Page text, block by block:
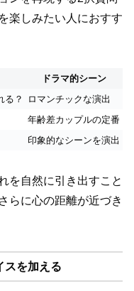
楽しみたい人におすす
ドラマ的シーン
る？
ロマンチックな演出
年齢差カップルの定番
印象的なシーンを演出
を自然に引き出すこと
らに心の距離が近づき
スを加える